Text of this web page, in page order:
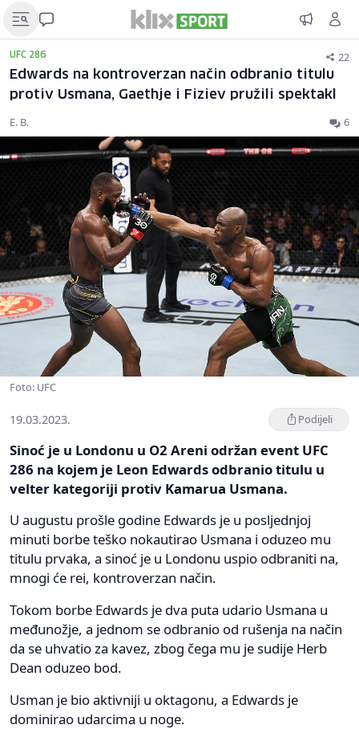
UFC 286 22
Edwards na kontroverzan način odbranio titulu
protiv Usmana, Gaethje i Fiziev pružili spektakl
E. B. 6
Foto: UFC
19.03.2023. Podijeli
Sinoć je u Londonu u O2 Areni održan event UFC
286 na kojem je Leon Edwards odbranio titulu u
velter kategoriji protiv Kamarua Usmana.
U augustu prošle godine Edwards je u posljednjoj
minuti borbe teško nokautirao Usmana i oduzeo mu
titulu prvaka, a sinoć je u Londonu uspio odbraniti na,
mnogi će rei, kontroverzan način.
Tokom borbe Edwards je dva puta udario Usmana u
međunožje, a jednom se odbranio od rušenja na način
da se uhvatio za kavez, zbog čega mu je sudije Herb
Dean oduzeo bod.
Usman je bio aktivniji u oktagonu, a Edwards je
dominirao udarcima u noge.